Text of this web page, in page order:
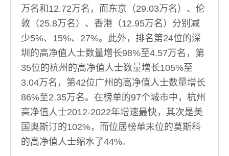
万名和12.72万名，而东京（29.03万名）、伦
敦（25.8万名）、香港（12.95万名）分别减
少5%、15%、27%。此外，排名第24位的深
圳的高净值人士数量增长98%至4.57万名，第
35位的杭州的高净值人士数量增长105%至
3.04万名，第42位广州的高净值人士数量增长
86%至2.35万名。在榜单的97个城市中，杭州
高净值人士2012-2022年增速最快，其次是美
国奥斯汀的102%，而位居榜单末位的莫斯科
的高净值人士缩水了44%。